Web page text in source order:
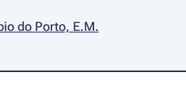
do Porto, E.M.